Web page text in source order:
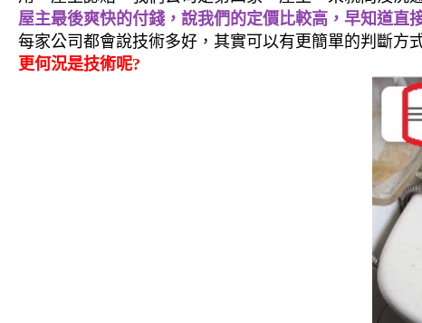
屋主最後爽快的付錢，說我們的定價比較高，早知道直
每家公司都會說技術多好，其實可以有更簡單的判斷方
更何況是技術呢?